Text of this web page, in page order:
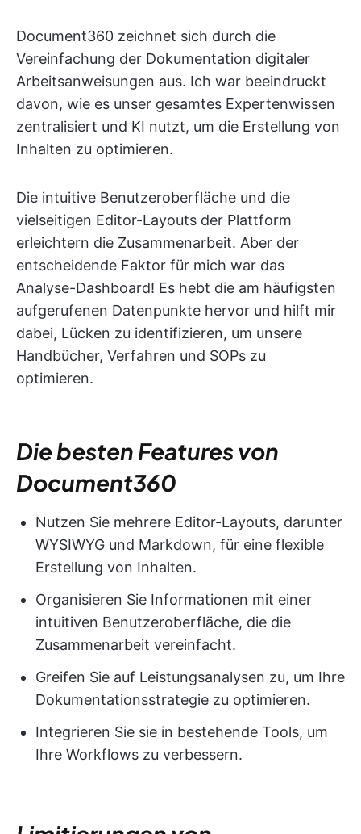
Document360 zeichnet sich durch die
Vereinfachung der Dokumentation digitaler
Arbeitsanweisungen aus. Ich war beeindruckt
davon, wie es unser gesamtes Expertenwissen
zentralisiert und KI nutzt, um die Erstellung von
Inhalten zu optimieren.
Die intuitive Benutzeroberfläche und die
vielseitigen Editor-Layouts der Plattform
erleichtern die Zusammenarbeit. Aber der
entscheidende Faktor für mich war das
Analyse-Dashboard! Es hebt die am häufigsten
aufgerufenen Datenpunkte hervor und hilft mir
dabei, Lücken zu identifizieren, um unsere
Handbücher, Verfahren und SOPs zu
optimieren.
Die besten Features von
Document360
Nutzen Sie mehrere Editor-Layouts, darunter
WYSIWYG und Markdown, für eine flexible
Erstellung von Inhalten.
Organisieren Sie Informationen mit einer
intuitiven Benutzeroberfläche, die die
Zusammenarbeit vereinfacht.
Greifen Sie auf Leistungsanalysen zu, um Ihre
Dokumentationsstrategie zu optimieren.
Integrieren Sie sie in bestehende Tools, um
Ihre Workflows zu verbessern.